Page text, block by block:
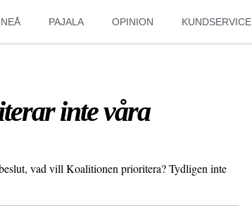
PAJALA OPINION KUNDSERVICE
inte våra
vad vill Koalitionen prioritera? Tydligen inte